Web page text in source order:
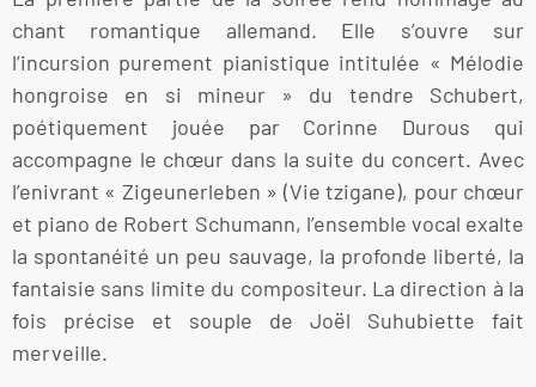
chant romantique allemand. Elle s’ouvre sur
l’incursion purement pianistique intitulée « Mélodie
hongroise en si mineur » du tendre Schubert,
poétiquement jouée par Corinne Durous qui
accompagne le chœur dans la suite du concert. Avec
l’enivrant « Zigeunerleben » (Vie tzigane), pour chœur
et piano de Robert Schumann, l’ensemble vocal exalte
la spontanéité un peu sauvage, la profonde liberté, la
fantaisie sans limite du compositeur. La direction à la
fois précise et souple de Joël Suhubiette fait
merveille.